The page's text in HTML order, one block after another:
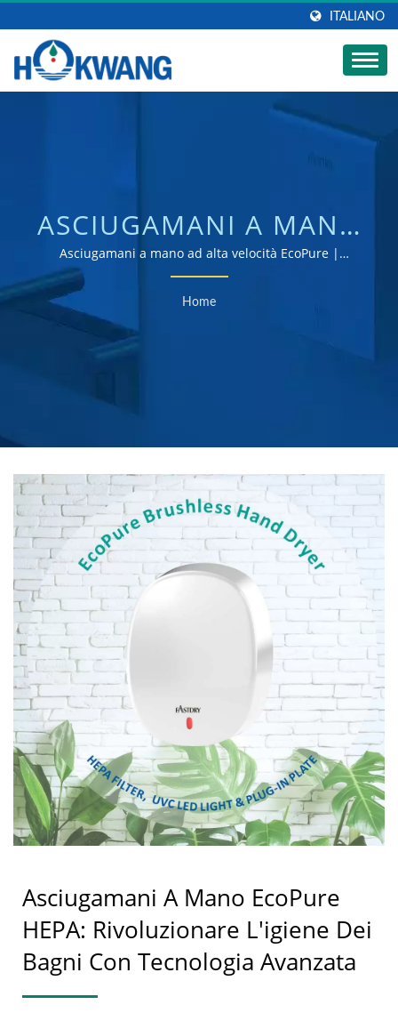
ITALIANO
ASCIUGAMANI A MANO
ECOPURE HEPA:
RIVOLUZIONARE
L'IGIENE DEI BAGNI
CON TECNOLOGIA
AVANZATA |
FABBRICANTE DI SEDILI
PER WC RISCALDATI
CON TELECOMANDO |
HOKWANG
Asciugamani a mano ad alta velocità EcoPure |
produttore di asciugatrici per mani e dispenser di
sapone certificato ISO 9001 e 14001
Home
Asciugamani A Mano EcoPure
HEPA: Rivoluzionare L'igiene Dei
Bagni Con Tecnologia Avanzata